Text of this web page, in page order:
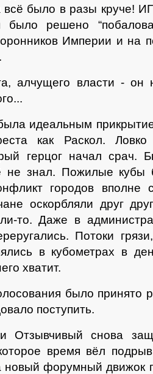
было в разы круче!
было решено
Империи и на
алчущего власти -
идеальным
как Раскол. Ловко
герцог начал срач.
знал. Пожилые кубы
городов
оскорбляли друг
то. Даже в
Потоки
в кубометрах в
хватит.
было принято
поступить.
снова
время вёл
новый форумный движок